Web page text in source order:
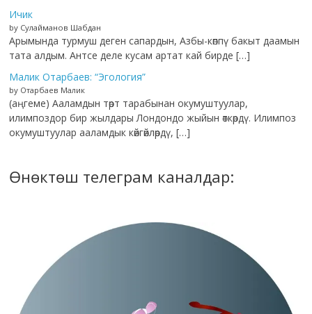
Ичик
by Сулайманов Шабдан
Арымында турмуш деген сапардын, Азбы-көппү бакыт даамын
тата алдым. Антсе деле кусам артат кай бирде […]
Малик Отарбаев: “Эгология”
by Отарбаев Малик
(аңгеме) Ааламдын төрт тарабынан окумуштуулар,
илимпоздор бир жылдары Лондондо жыйын өткөрдү. Илимпоз
окумуштуулар ааламдык көйгөйлөрдү, […]
Өнөктөш телеграм каналдар: